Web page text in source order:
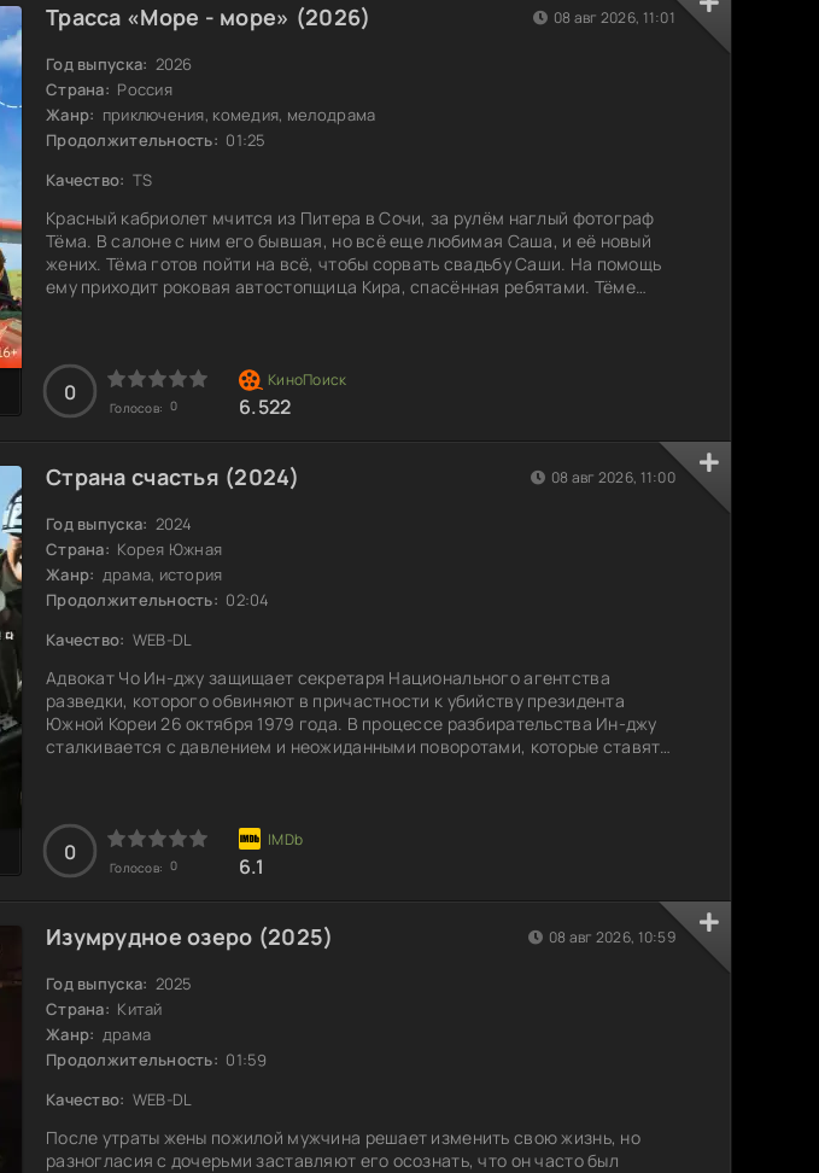
Трасса «Море - море» (2026)
Год выпуска: 2026
Страна: Россия
Жанр: приключения, комедия, мелодрама
Продолжительность: 01:25
Качество: TS
Красный кабриолет мчится из Питера в Сочи, за рулём наглый фотограф
Тёма. В салоне с ним его бывшая, но всё еще любимая Саша, и её новый
жених. Тёма готов пойти на всё, чтобы сорвать свадьбу Саши. На помощь
ему приходит роковая автостопщица Кира, спасённая ребятами. Тёме
0
Голосов: 0 6.522
08 авг 2026, 11:01
Страна счастья (2024)
Год выпуска: 2024
Страна: Корея Южная
Жанр: драма, история
Продолжительность: 02:04
Качество: WEB-DL
Адвокат Чо Ин-джу защищает секретаря Национального агентства
разведки, которого обвиняют в причастности к убийству президента
Южной Кореи 26 октября 1979 года. В процессе разбирательства Ин-джу
сталкивается с давлением и неожиданными поворотами, которые ставят
задаваться вопросом: насколько глубоко он готов
0
Голосов: 0 6.1
08 авг 2026, 11:00
Изумрудное озеро (2025)
Год выпуска: 2025
Страна: Китай
Жанр: драма
Продолжительность: 01:59
Качество: WEB-DL
После утраты жены пожилой мужчина решает изменить свою жизнь, но
разногласия с дочерьми заставляют его осознать, что он часто был
08 авг 2026, 10:59